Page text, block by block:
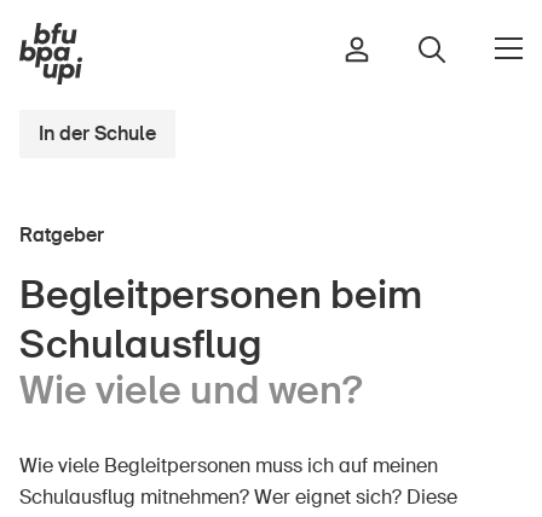
Sport & Bewegung
Zuhause & Garten
Gebäude & Anlagen
Im Alter
In der Schule
In der Schule
Ratgeber
Begleitpersonen beim
Schulausflug
Wie viele und wen?
Wie viele Begleitpersonen muss ich auf meinen
Schulausflug mitnehmen? Wer eignet sich? Diese